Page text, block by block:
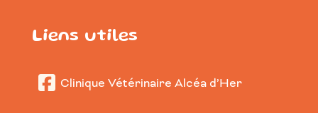
Liens utiles
Clinique Vétérinaire Alcéa d’Her